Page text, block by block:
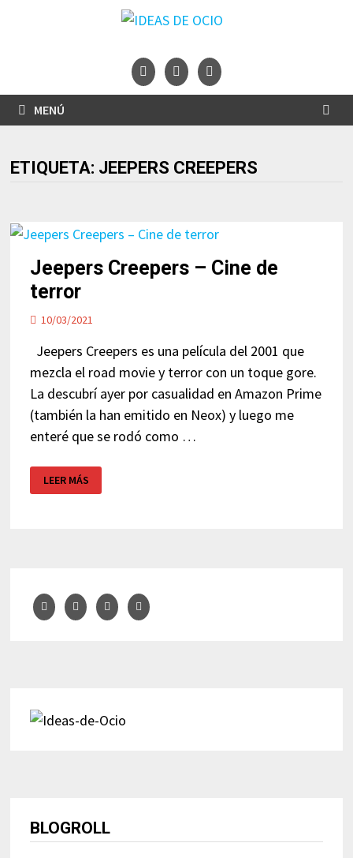
MENÚ
ETIQUETA: JEEPERS CREEPERS
Jeepers Creepers – Cine de
terror
10/03/2021
Jeepers Creepers es una película del 2001 que
mezcla el road movie y terror con un toque gore.
La descubrí ayer por casualidad en Amazon Prime
(también la han emitido en Neox) y luego me
enteré que se rodó como …
JEEPERS
CREEPERS
–
LEER MÁS
BLOGROLL